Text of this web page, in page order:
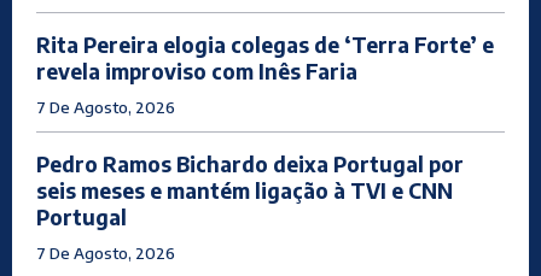
Rita Pereira elogia colegas de ‘Terra Forte’ e
revela improviso com Inês Faria
7 De Agosto, 2026
Pedro Ramos Bichardo deixa Portugal por
seis meses e mantém ligação à TVI e CNN
Portugal
7 De Agosto, 2026